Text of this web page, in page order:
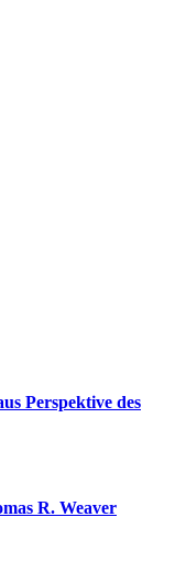
Perspektive des
R. Weaver